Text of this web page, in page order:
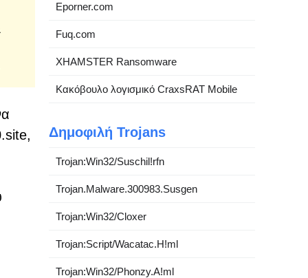
Eporner.com
Fuq.com
XHAMSTER Ransomware
Κακόβουλο λογισμικό CraxsRAT Mobile
Δημοφιλή Trojans
Trojan:Win32/Suschil!rfn
Trojan.Malware.300983.Susgen
Trojan:Win32/Cloxer
Trojan:Script/Wacatac.H!ml
Trojan:Win32/Phonzy.A!ml